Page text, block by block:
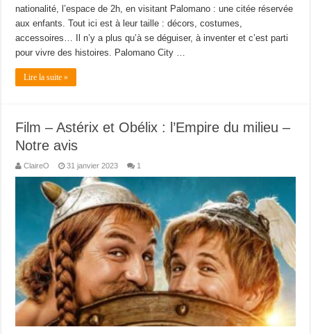
nationalité, l’espace de 2h, en visitant Palomano : une citée réservée
aux enfants. Tout ici est à leur taille : décors, costumes,
accessoires… Il n’y a plus qu’à se déguiser, à inventer et c’est parti
pour vivre des histoires. Palomano City …
Lire la suite »
Film – Astérix et Obélix : l’Empire du milieu –
Notre avis
ClaireO 31 janvier 2023 1